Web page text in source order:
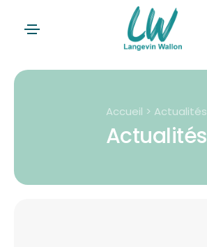
Accueil > Actualités
Actualités